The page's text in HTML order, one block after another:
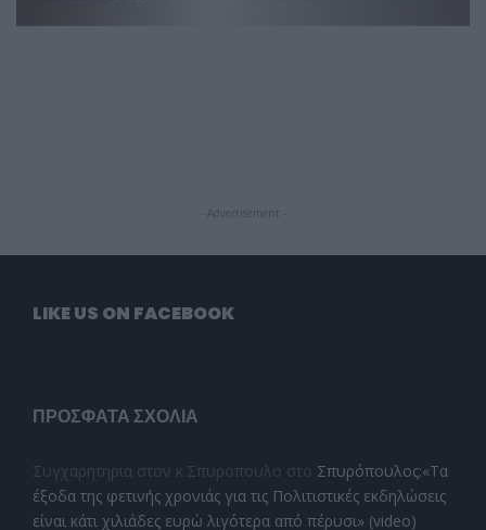
- Advertisement -
LIKE US ON FACEBOOK
ΠΡΌΣΦΑΤΑ ΣΧΌΛΙΑ
Συγχαρητηρια στον κ.Σπυροπουλο στο Σπυρόπουλος:«Τα
έξοδα της φετινής χρονιάς για τις Πολιτιστικές εκδηλώσεις
είναι κάτι χιλιάδες ευρώ λιγότερα από πέρυσι» (video)